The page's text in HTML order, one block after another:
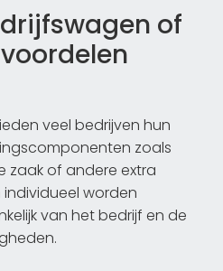
of
veel bedrijven hun
zoals
zaak of andere extra
worden
van het bedrijf en de